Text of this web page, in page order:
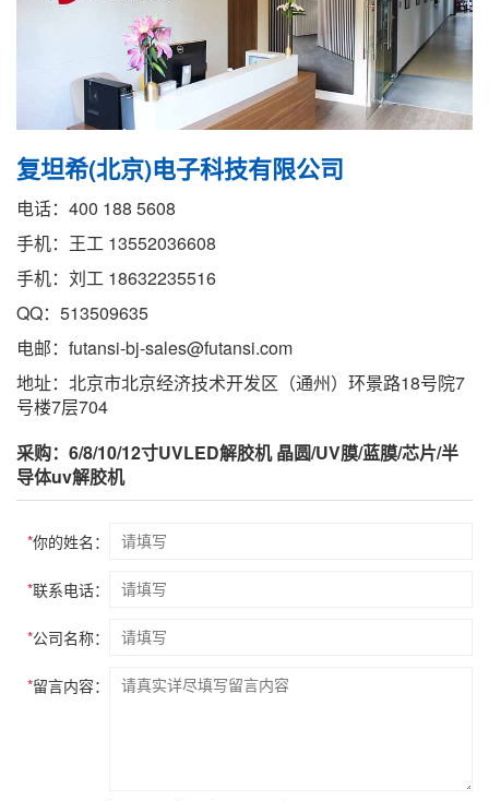
复坦希(北京)电子科技有限公司
电话：400 188 5608
手机：王工 13552036608
手机：刘工 18632235516
QQ：513509635
电邮：futansi-bj-sales@futansi.com
地址：北京市北京经济技术开发区（通州）环景路18号院7
号楼7层704
采购：6/8/10/12寸UVLED解胶机 晶圆/UV膜/蓝膜/芯片/半
导体uv解胶机
*你的姓名：
*联系电话：
*公司名称：
*留言内容：